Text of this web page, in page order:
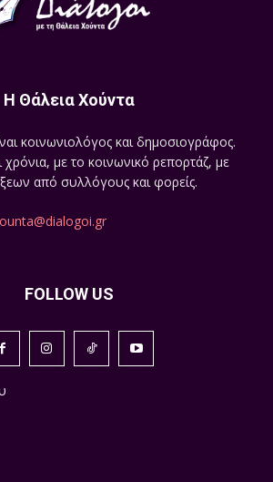
Η Θάλεια Χούντα
κοινωνιολόγος και δημοσιογράφος.
χρόνια, με το κοινωνικό ρεπορτάζ, με
από συλλόγους και φορείς.
FOLLOW US